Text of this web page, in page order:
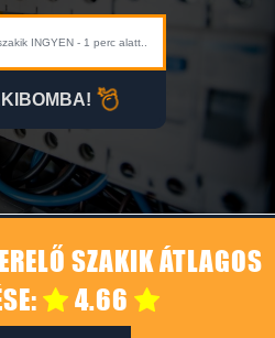
SZAKIK ÁTLAGOS
4.66